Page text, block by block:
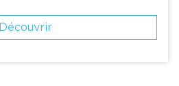
Découvrir